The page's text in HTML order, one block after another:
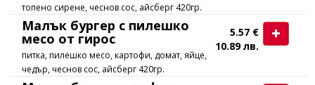
топено сирене, чеснов сос, айсберг 420гр.
Малък бургер с пилешко
месо от гирос
питка, пилешко месо, картофи, домат, яйце,
чедър, чеснов сос, айсберг 420гр.
5.57 €
10.89 лв.